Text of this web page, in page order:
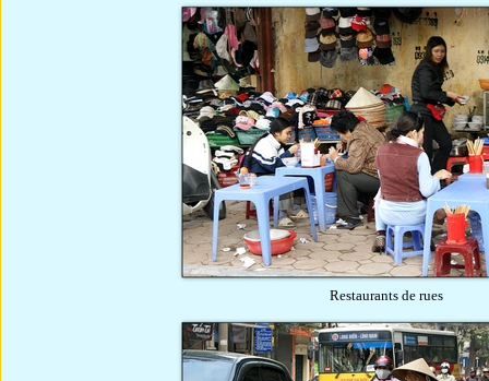
Restaurants de rues